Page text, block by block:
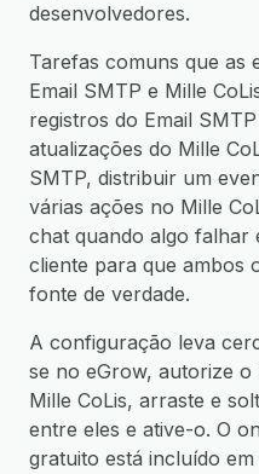
desenvolvedores.
Tarefas comuns que as
Email SMTP e Mille
registros do Email
atualizações do Mille
SMTP, distribuir um
várias ações no Mille
chat quando algo falhar
cliente para que ambos
fonte de verdade.
A configuração leva
se no eGrow, autorize o
Mille CoLis, arraste e
entre eles e ative-o. O
gratuito está incluído